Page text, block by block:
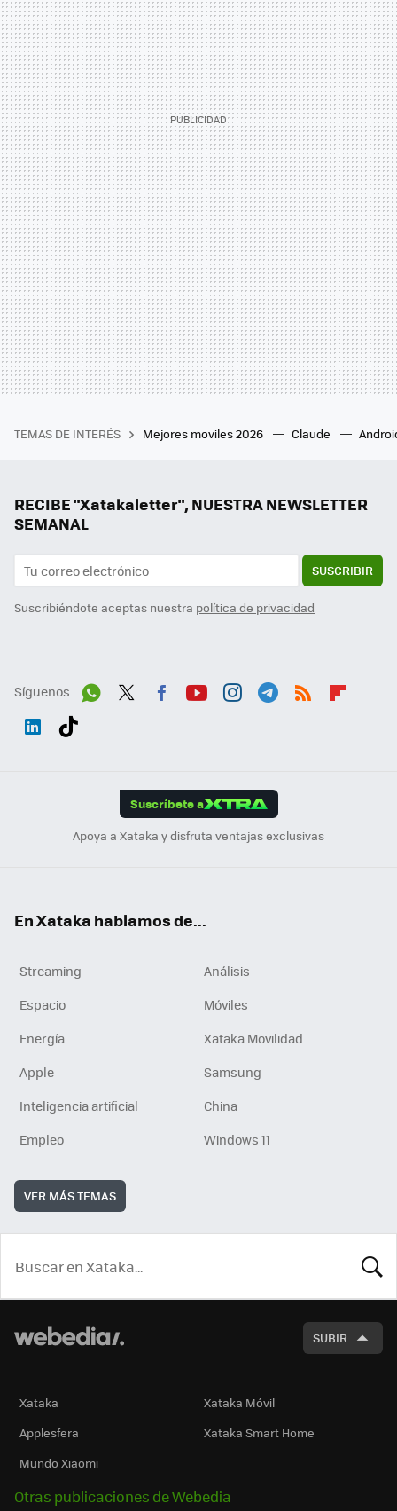
TEMAS DE INTERÉS Mejores moviles 2026 Claude
RECIBE "Xatakaletter", NUESTRA NEWSLETTER
SEMANAL
SUSCRIBIR
Suscribiéndote aceptas nuestra política de privacidad
Síguenos
Suscríbete a
Apoya a Xataka y disfruta ventajas exclusivas
En Xataka hablamos de...
Streaming
Análisis
Espacio
Móviles
Energía
Xataka Movilidad
Apple
Samsung
Inteligencia artificial
China
Empleo
Windows 11
VER MÁS TEMAS
SUBIR
Xataka
Xataka Móvil
Applesfera
Xataka Smart Home
Mundo Xiaomi
Otras publicaciones de Webedia